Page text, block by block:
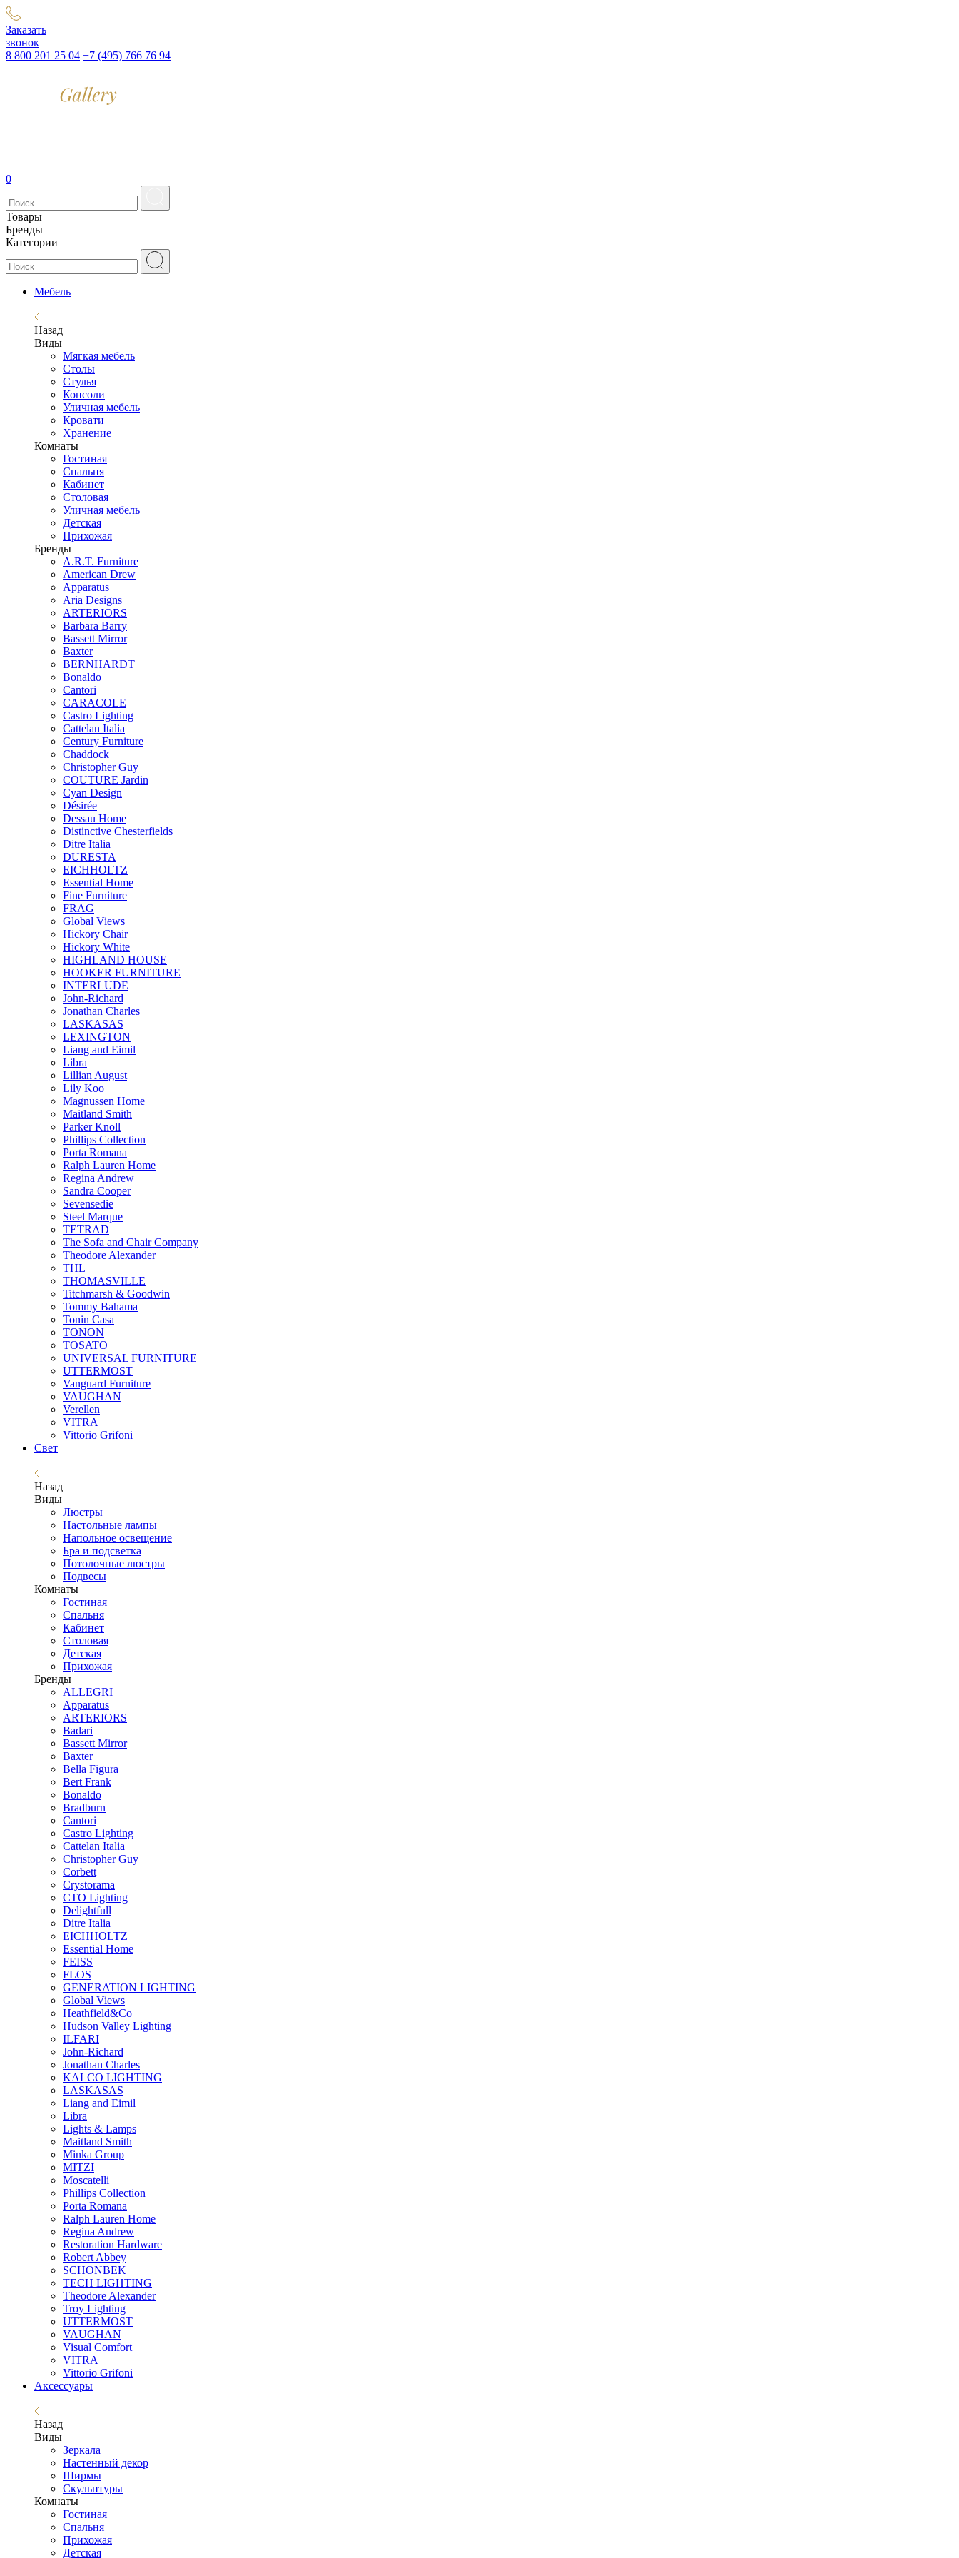
Заказать
звонок
8 800 201 25 04 +7 (495) 766 76 94
0
Товары
Бренды
Категории
Мебель
Назад
Виды
Мягкая мебель
Столы
Стулья
Консоли
Уличная мебель
Кровати
Хранение
Комнаты
Гостиная
Спальня
Кабинет
Столовая
Уличная мебель
Детская
Прихожая
Бренды
A.R.T. Furniture
American Drew
Apparatus
Aria Designs
ARTERIORS
Barbara Barry
Bassett Mirror
Baxter
BERNHARDT
Bonaldo
Cantori
CARACOLE
Castro Lighting
Cattelan Italia
Century Furniture
Chaddock
Christopher Guy
COUTURE Jardin
Cyan Design
Désirée
Dessau Home
Distinctive Chesterfields
Ditre Italia
DURESTA
EICHHOLTZ
Essential Home
Fine Furniture
FRAG
Global Views
Hickory Chair
Hickory White
HIGHLAND HOUSE
HOOKER FURNITURE
INTERLUDE
John-Richard
Jonathan Charles
LASKASAS
LEXINGTON
Liang and Eimil
Libra
Lillian August
Lily Koo
Magnussen Home
Maitland Smith
Parker Knoll
Phillips Collection
Porta Romana
Ralph Lauren Home
Regina Andrew
Sandra Cooper
Sevensedie
Steel Marque
TETRAD
The Sofa and Chair Company
Theodore Alexander
THL
THOMASVILLE
Titchmarsh & Goodwin
Tommy Bahama
Tonin Casa
TONON
TOSATO
UNIVERSAL FURNITURE
UTTERMOST
Vanguard Furniture
VAUGHAN
Verellen
VITRA
Vittorio Grifoni
Свет
Назад
Виды
Люстры
Настольные лампы
Напольное освещение
Бра и подсветка
Потолочные люстры
Подвесы
Комнаты
Гостиная
Спальня
Кабинет
Столовая
Детская
Прихожая
Бренды
ALLEGRI
Apparatus
ARTERIORS
Badari
Bassett Mirror
Baxter
Bella Figura
Bert Frank
Bonaldo
Bradburn
Cantori
Castro Lighting
Cattelan Italia
Christopher Guy
Corbett
Crystorama
CTO Lighting
Delightfull
Ditre Italia
EICHHOLTZ
Essential Home
FEISS
FLOS
GENERATION LIGHTING
Global Views
Heathfield&Co
Hudson Valley Lighting
ILFARI
John-Richard
Jonathan Charles
KALCO LIGHTING
LASKASAS
Liang and Eimil
Libra
Lights & Lamps
Maitland Smith
Minka Group
MITZI
Moscatelli
Phillips Collection
Porta Romana
Ralph Lauren Home
Regina Andrew
Restoration Hardware
Robert Abbey
SCHONBEK
TECH LIGHTING
Theodore Alexander
Troy Lighting
UTTERMOST
VAUGHAN
Visual Comfort
VITRA
Vittorio Grifoni
Аксессуары
Назад
Виды
Зеркала
Настенный декор
Ширмы
Скульптуры
Комнаты
Гостиная
Спальня
Прихожая
Детская